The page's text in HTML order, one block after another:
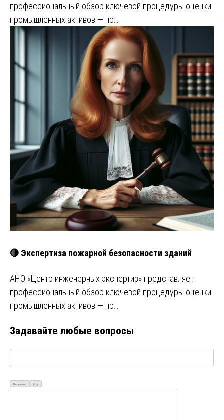
профессиональный обзор ключевой процедуры оценки
промышленных активов — пр…
🔴 Экспертиза пожарной безопасности зданий
АНО «Центр инженерных экспертиз» представляет
профессиональный обзор ключевой процедуры оценки
промышленных активов — пр…
Задавайте любые вопросы
Визуально Код